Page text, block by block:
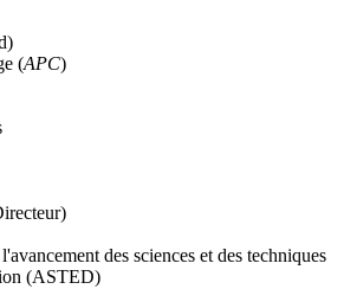
(APC)
des sciences et des techniques
(ASTED)